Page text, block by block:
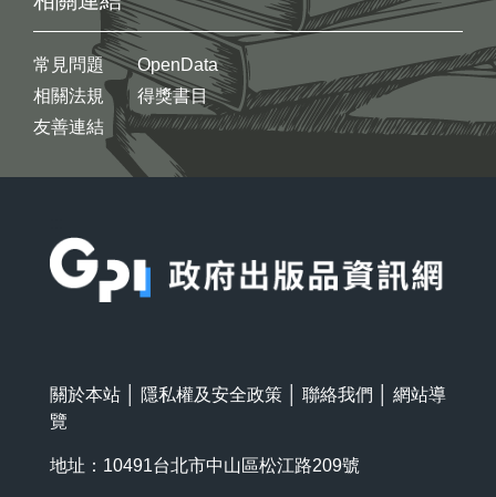
常見問題
相關法規
友善連結
OpenData
得獎書目
關於本站 隱私權及安全政策 聯絡我們
網站導
覽
地址：10491台北市中山區松江路209號